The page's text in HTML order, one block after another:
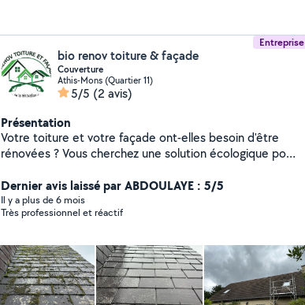
Entreprise
bio renov toiture & façade
Couverture
Athis-Mons (Quartier 11)
5/5 (2 avis)
Présentation
Votre toiture et votre façade ont-elles besoin d'être
rénovées ? Vous cherchez une solution écologique pour
Notre entreprise se distingue par son engagement
envers des pratiques respectueuses de
l'environnement. Nous utilisons aucun produit chimique
grâce a notre nettoyeur vapeur basse pression . Grâce
à notre expertise et à nos méthodes innovantes, nous
sommes en mesure de nettoyer, réparer et protéger
votre toiture et votre façade de manière durable, tout
Dernier avis laissé par ABDOULAYE : 5/5
Il y a plus de 6 mois
Très professionnel et réactif